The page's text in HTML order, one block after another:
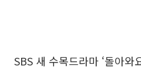
SBS 새 수목드라마 ‘돌아와